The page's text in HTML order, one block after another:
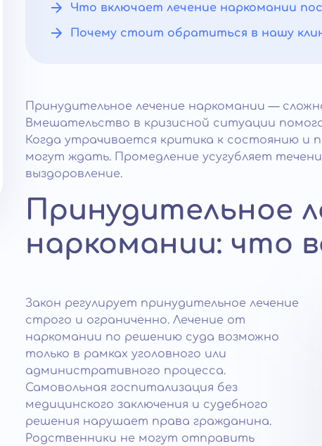
Что включает лечение наркомании
Почему стоит обратиться в нашу
Принудительное лечение наркомании —
Вмешательство в кризисной ситуации
Когда утрачивается критика к состоянию и
могут ждать. Промедление усугубляет
выздоровление.
Принудительное
наркомании: что
Закон регулирует принудительное лечение
строго и ограниченно. Лечение от
наркомании по решению суда возможно
только в рамках уголовного или
административного процесса.
Самовольная госпитализация без
медицинского заключения и судебного
решения нарушает права гражданина.
Родственники не могут отправить